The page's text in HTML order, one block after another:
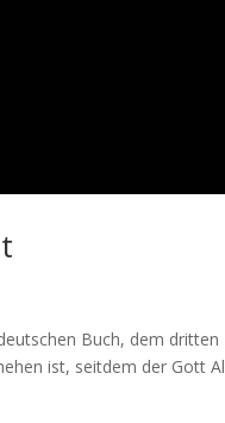
Buch, dem dritten
ist, seitdem der Gott